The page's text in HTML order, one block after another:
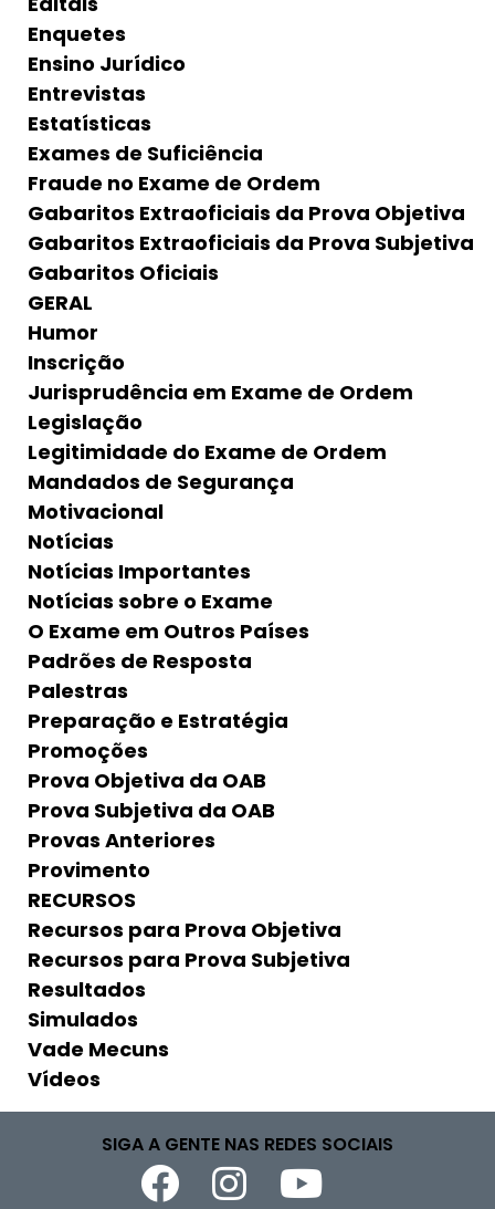
Enquetes
Ensino Jurídico
Entrevistas
Estatísticas
Exames de Suficiência
Fraude no Exame de Ordem
Gabaritos Extraoficiais da Prova Objetiva
Gabaritos Extraoficiais da Prova Subjetiva
Gabaritos Oficiais
GERAL
Humor
Inscrição
Jurisprudência em Exame de Ordem
Legislação
Legitimidade do Exame de Ordem
Mandados de Segurança
Motivacional
Notícias
Notícias Importantes
Notícias sobre o Exame
O Exame em Outros Países
Padrões de Resposta
Palestras
Preparação e Estratégia
Promoções
Prova Objetiva da OAB
Prova Subjetiva da OAB
Provas Anteriores
Provimento
RECURSOS
Recursos para Prova Objetiva
Recursos para Prova Subjetiva
Resultados
Simulados
Vade Mecuns
Vídeos
SIGA A GENTE NAS REDES SOCIAIS